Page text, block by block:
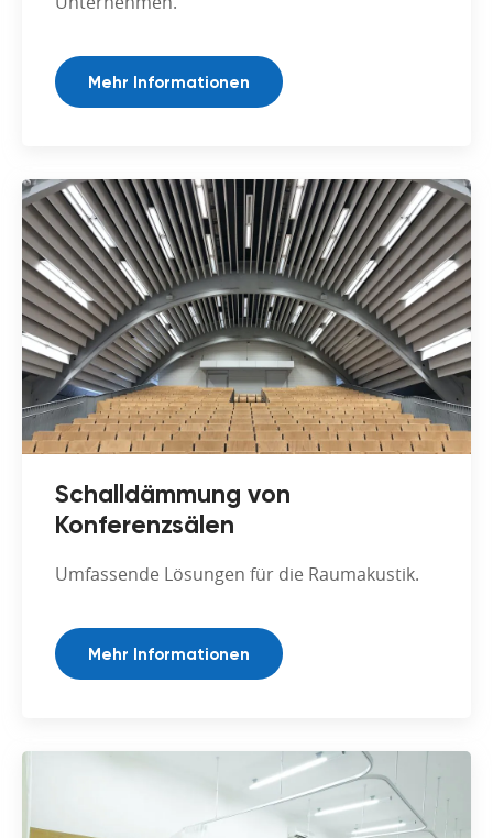
Mehr Informationen
Schalldämmung von
Konferenzsälen
Umfassende Lösungen für die Raumakustik.
Mehr Informationen